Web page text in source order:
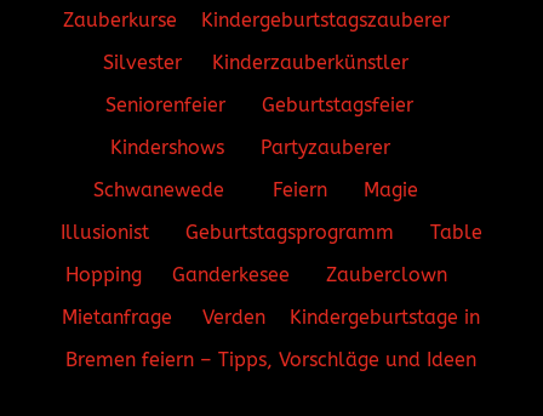
Zauberkurse
Kindergeburtstagszauberer
Silvester
Kinderzauberkünstler
Seniorenfeier
Geburtstagsfeier
Kindershows
Partyzauberer
Schwanewede
Feiern
Magie
Illusionist
Geburtstagsprogramm
Table
Hopping
Ganderkesee
Zauberclown
Mietanfrage
Verden
Kindergeburtstage in
Bremen feiern – Tipps, Vorschläge und Ideen